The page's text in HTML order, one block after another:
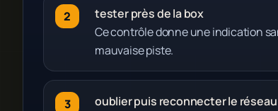
tester près de la box
Ce contrôle donne une indication
mauvaise piste.
oublier puis reconnecter le réseau